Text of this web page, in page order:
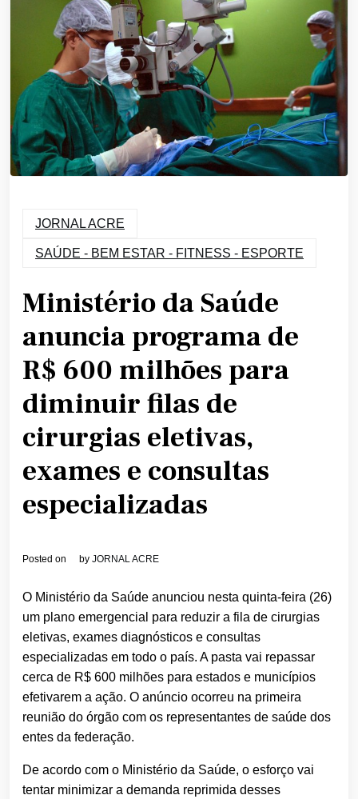
JORNAL ACRE
SAÚDE - BEM ESTAR - FITNESS - ESPORTE
Ministério da Saúde
anuncia programa de
R$ 600 milhões para
diminuir filas de
cirurgias eletivas,
exames e consultas
especializadas
Posted on by JORNAL ACRE
O Ministério da Saúde anunciou nesta quinta-feira (26)
um plano emergencial para reduzir a fila de cirurgias
eletivas, exames diagnósticos e consultas
especializadas em todo o país. A pasta vai repassar
cerca de R$ 600 milhões para estados e municípios
efetivarem a ação. O anúncio ocorreu na primeira
reunião do órgão com os representantes de saúde dos
entes da federação.
De acordo com o Ministério da Saúde, o esforço vai
tentar minimizar a demanda reprimida desses